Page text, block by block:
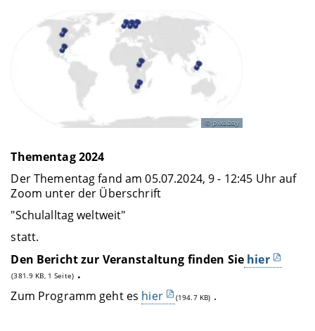
pixabay
Thementag 2024
Der Thementag fand am 05.07.2024, 9 - 12:45 Uhr auf
Zoom unter der Überschrift
"Schulalltag weltweit"
statt.
Den Bericht zur Veranstaltung finden Sie hier
(381.9 KB, 1 Seite) .
Zum Programm geht es hier (194.7 KB) .